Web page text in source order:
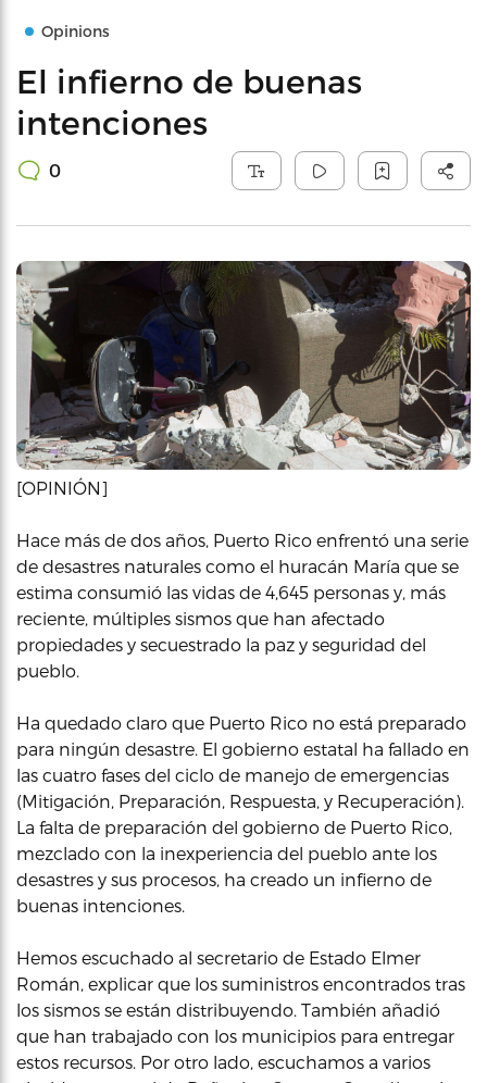
Opinions
El infierno de buenas
intenciones
0
[OPINIÓN]
Hace más de dos años, Puerto Rico enfrentó una serie
de desastres naturales como el huracán María que se
estima consumió las vidas de 4,645 personas y, más
reciente, múltiples sismos que han afectado
propiedades y secuestrado la paz y seguridad del
pueblo.
Ha quedado claro que Puerto Rico no está preparado
para ningún desastre. El gobierno estatal ha fallado en
las cuatro fases del ciclo de manejo de emergencias
(Mitigación, Preparación, Respuesta, y Recuperación).
La falta de preparación del gobierno de Puerto Rico,
mezclado con la inexperiencia del pueblo ante los
desastres y sus procesos, ha creado un infierno de
buenas intenciones.
Hemos escuchado al secretario de Estado Elmer
Román, explicar que los suministros encontrados tras
los sismos se están distribuyendo. También añadió
que han trabajado con los municipios para entregar
estos recursos. Por otro lado, escuchamos a varios